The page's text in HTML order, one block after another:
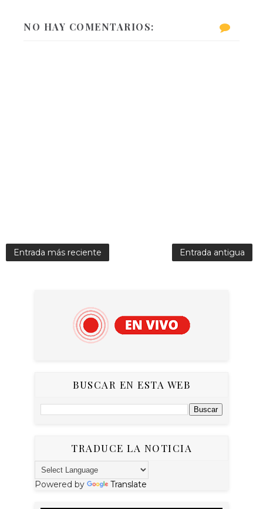
NO HAY COMENTARIOS:
Entrada más reciente Entrada antigua
BUSCAR EN ESTA WEB
TRADUCE LA NOTICIA
Powered by Translate